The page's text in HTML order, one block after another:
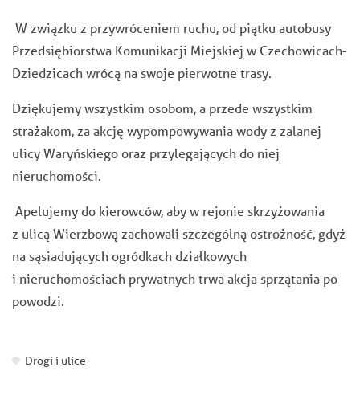
W związku z przywróceniem ruchu, od piątku autobusy
Przedsiębiorstwa Komunikacji Miejskiej w Czechowicach-
Dziedzicach wrócą na swoje pierwotne trasy.
Dziękujemy wszystkim osobom, a przede wszystkim
strażakom, za akcję wypompowywania wody z zalanej
ulicy Waryńskiego oraz przylegających do niej
nieruchomości.
Apelujemy do kierowców, aby w rejonie skrzyżowania
z ulicą Wierzbową zachowali szczególną ostrożność, gdyż
na sąsiadujących ogródkach działkowych
i nieruchomościach prywatnych trwa akcja sprzątania po
powodzi.
Drogi i ulice